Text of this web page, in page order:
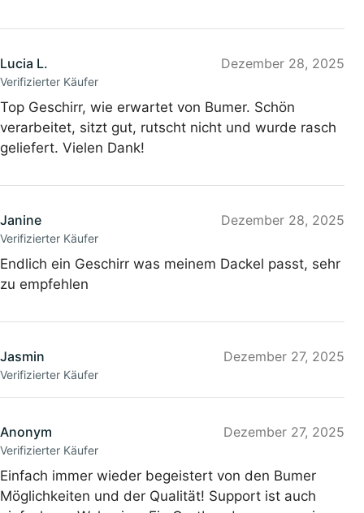
Lucia L.
Verifizierter Käufer
Dezember 28, 2025
Top Geschirr, wie erwartet von Bumer. Schön
verarbeitet, sitzt gut, rutscht nicht und wurde rasch
geliefert. Vielen Dank!
Janine
Verifizierter Käufer
Dezember 28, 2025
Endlich ein Geschirr was meinem Dackel passt, sehr
zu empfehlen
Jasmin
Verifizierter Käufer
Dezember 27, 2025
Anonym
Verifizierter Käufer
Dezember 27, 2025
Einfach immer wieder begeistert von den Bumer
Möglichkeiten und der Qualität! Support ist auch